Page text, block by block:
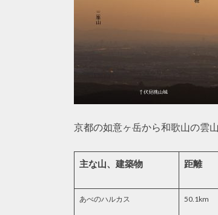
京都の如意ヶ岳から和歌山の雲
主な山、建築物 距離
あべのハルカス 50.1km